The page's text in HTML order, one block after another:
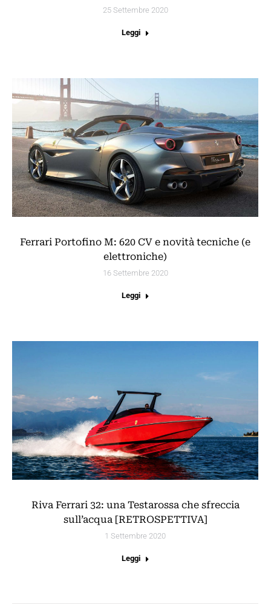
25 Settembre 2020
Leggi
Ferrari Portofino M: 620 CV e novità tecniche (e
elettroniche)
16 Settembre 2020
Leggi
Riva Ferrari 32: una Testarossa che sfreccia
sull’acqua [RETROSPETTIVA]
1 Settembre 2020
Leggi